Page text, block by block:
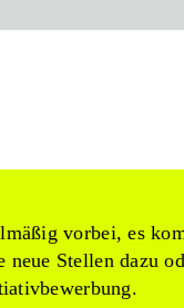
vorbei, es
neue Stellen dazu